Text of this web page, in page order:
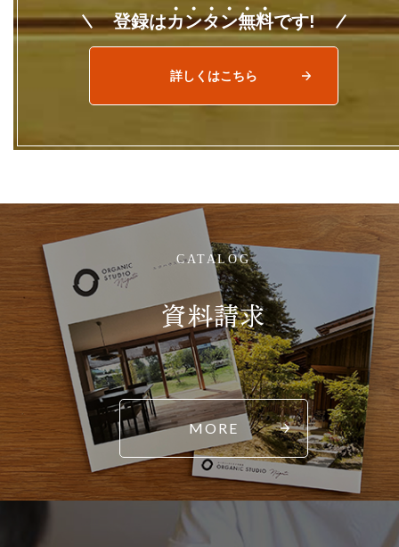
登録はカンタン無料です!
詳しくはこちら
CATALOG
資料請求
MORE